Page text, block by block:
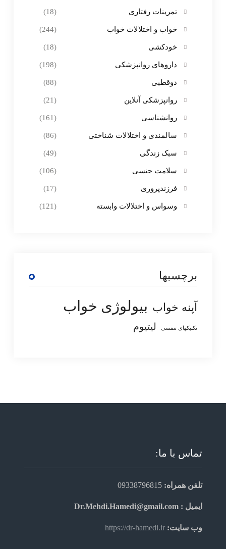
تمرینات رفتاری (18)
خواب و اختلالات خواب (244)
خودکشی (18)
داروهای روانپزشکی (198)
دوقطبی (88)
روانپزشکی آنلاین (21)
روانشناسی (161)
سالمندی و اختلالات شناختی (86)
سبک زندگی (49)
سلامت جنسی (106)
فرزندپروری (17)
وسواس و اختلالات وابسته (121)
برچسبها
آپنه خواب بیولوژی خواب
تکنیکهای تنفسی لیتیوم
تماس با ما:
تلفن همراه: 09338796815
ایمیل : Dr.Mehdi.Hamedi@gmail.com
وب سایت: https://dr-hamedi.ir